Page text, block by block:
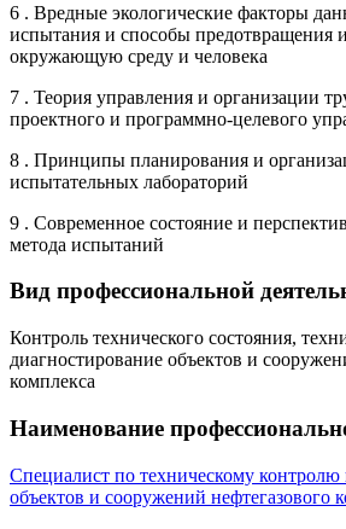
6 . Вредные экологические факторы
испытания и способы предотвращения
окружающую среду и человека
7 . Теория управления и организации
проектного и программно-целевого
8 . Принципы планирования и
испытательных лабораторий
9 . Современное состояние и
метода испытаний
Вид профессиональной
Контроль технического состояния,
диагностирование объектов и
комплекса
Наименование
Специалист по техническому
объектов и сооружений нефтегазового